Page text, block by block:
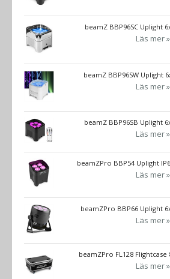
beamZ BBP96SC Uplight
Läs mer »
beamZ BBP96SW Uplight
Läs mer »
beamZ BBP96SB Uplight
Läs mer »
beamZPro BBP54 Uplight
Läs mer »
beamZPro BBP66 Uplight
Läs mer »
beamZPro FL128
Läs mer »